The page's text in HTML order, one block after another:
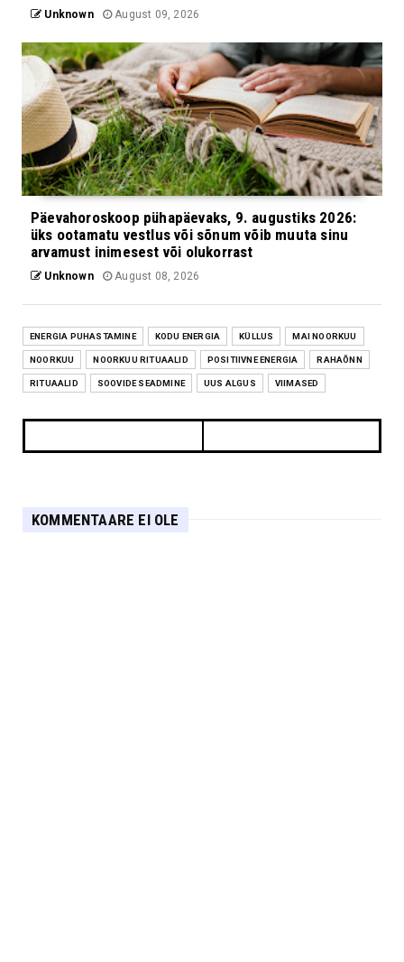
Unknown August 09, 2026
Päevahoroskoop pühapäevaks, 9. augustiks 2026:
üks ootamatu vestlus või sõnum võib muuta sinu
arvamust inimesest või olukorrast
Unknown August 08, 2026
ENERGIA PUHASTAMINE KODU ENERGIA KÜLLUS MAI NOORKUU
NOORKUU NOORKUU RITUAALID POSITIIVNE ENERGIA RAHAÕNN
RITUAALID SOOVIDE SEADMINE UUS ALGUS VIIMASED
KOMMENTAARE EI OLE